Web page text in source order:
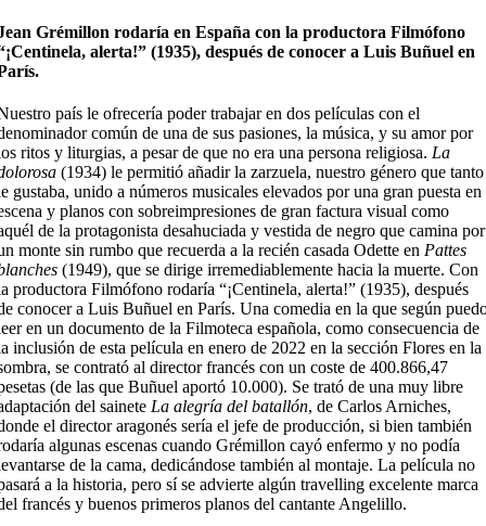
Grémillon rodaría en España con la productora Filmófono
alerta!” (1935), después de conocer a Luis Buñuel en
país le ofrecería poder trabajar en dos películas con el
común de una de sus pasiones, la música, y su amor por
ritos y liturgias, a pesar de que no era una persona religiosa. La
(1934) le permitió añadir la zarzuela, nuestro género que tanto
gustaba, unido a números musicales elevados por una gran puesta en
y planos con sobreimpresiones de gran factura visual como
de la protagonista desahuciada y vestida de negro que camina por
monte sin rumbo que recuerda a la recién casada Odette en Pattes
(1949), que se dirige irremediablemente hacia la muerte. Con
productora Filmófono rodaría “¡Centinela, alerta!” (1935), después
conocer a Luis Buñuel en París. Una comedia en la que según
en un documento de la Filmoteca española, como consecuencia de
inclusión de esta película en enero de 2022 en la sección Flores en la
se contrató al director francés con un coste de 400.866,47
(de las que Buñuel aportó 10.000). Se trató de una muy libre
del sainete La alegría del batallón, de Carlos Arniches,
el director aragonés sería el jefe de producción, si bien también
algunas escenas cuando Grémillon cayó enfermo y no podía
de la cama, dedicándose también al montaje. La película no
a la historia, pero sí se advierte algún travelling excelente marca
francés y buenos primeros planos del cantante Angelillo.